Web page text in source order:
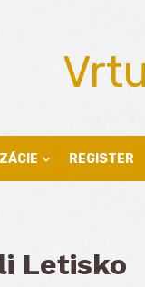
REGISTER
Letisko